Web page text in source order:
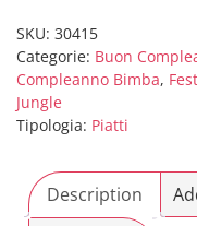
cm
Wavy
Soft
Pink
quantity
SKU: 30415
Categorie: Buon
Compleanno Bimba,
Jungle
Tipologia: Piatti
Description